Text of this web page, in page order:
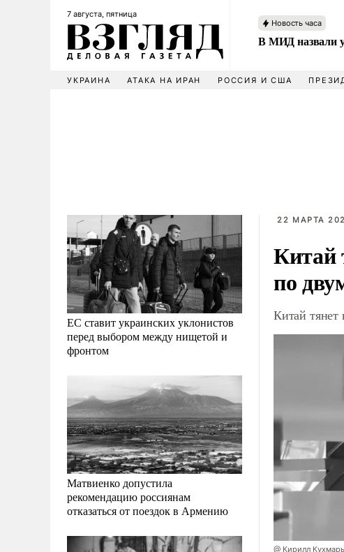
7 августа, пятница
Новость часа
В МИД назвали
УКРАИНА АТАКА НА ИРАН РОССИЯ И США
ЕС ставит украинских уклонистов
перед выбором между нищетой и
фронтом
Матвиенко допустила
рекомендацию россиянам
отказаться от поездок в Армению
22 МАРТА
Китай
по
Китай
@ Кирилл